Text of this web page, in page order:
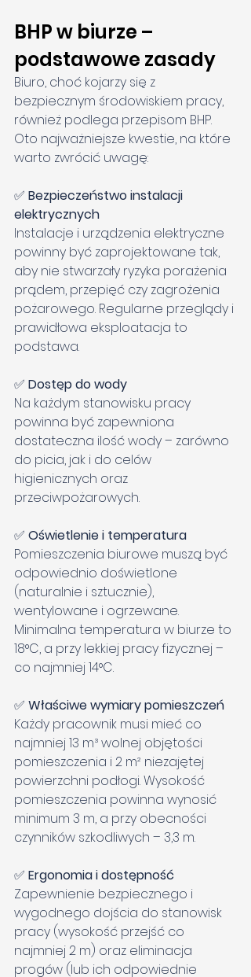
BHP w biurze –
podstawowe zasady
Biuro, choć kojarzy się z
bezpiecznym środowiskiem pracy,
również podlega przepisom BHP.
Oto najważniejsze kwestie, na które
warto zwrócić uwagę:
✅ Bezpieczeństwo instalacji
elektrycznych
Instalacje i urządzenia elektryczne
powinny być zaprojektowane tak,
aby nie stwarzały ryzyka porażenia
prądem, przepięć czy zagrożenia
pożarowego. Regularne przeglądy i
prawidłowa eksploatacja to
podstawa.
✅ Dostęp do wody
Na każdym stanowisku pracy
powinna być zapewniona
dostateczna ilość wody – zarówno
do picia, jak i do celów
higienicznych oraz
przeciwpożarowych.
✅ Oświetlenie i temperatura
Pomieszczenia biurowe muszą być
odpowiednio doświetlone
(naturalnie i sztucznie),
wentylowane i ogrzewane.
Minimalna temperatura w biurze to
18°C, a przy lekkiej pracy fizycznej –
co najmniej 14°C.
✅ Właściwe wymiary pomieszczeń
Każdy pracownik musi mieć co
najmniej 13 m³ wolnej objętości
pomieszczenia i 2 m² niezajętej
powierzchni podłogi. Wysokość
pomieszczenia powinna wynosić
minimum 3 m, a przy obecności
czynników szkodliwych – 3,3 m.
✅ Ergonomia i dostępność
Zapewnienie bezpiecznego i
wygodnego dojścia do stanowisk
pracy (wysokość przejść co
najmniej 2 m) oraz eliminacja
progów (lub ich odpowiednie